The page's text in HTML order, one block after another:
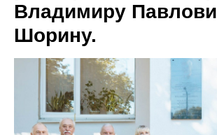
Владимиру
Шорину.